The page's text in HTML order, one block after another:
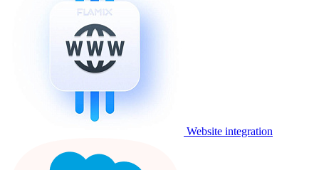
Website integration